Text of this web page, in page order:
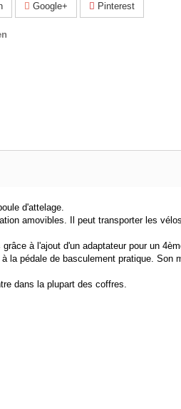
Google+ Pinterest
d'attelage.
amovibles. Il peut transporter les
à l'ajout d'un adaptateur pour un
pédale de basculement pratique. Son
dans la plupart des coffres.